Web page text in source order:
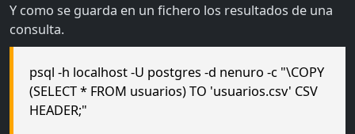
Y como se guarda en un fichero los resultados de una
consulta.
psql -h localhost -U postgres -d nenuro -c "\COPY
(SELECT * FROM usuarios) TO 'usuarios.csv' CSV
HEADER;"